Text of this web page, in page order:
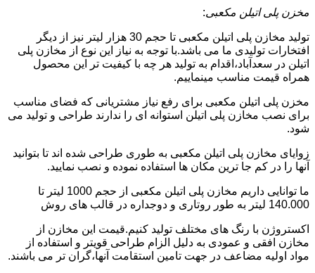
مخزن پلی اتیلن مکعبی:
تولید مخازن پلی اتیلن مکعبی تا حجم 30 هزار لیتر نیز از دیگر
افتخارات تولیدی ما می باشد.با توجه به نیاز این نوع از مخازن پلی
اتیلن در سعدآباد،اقدام به تولید هر چه با کیفیت تر این محصول
همراه قیمت مناسب مینماییم.
مخزن پلی اتیلن مکعبی برای رفع نیاز مشتریانی که فضای مناسب
برای نصب مخازن پلی اتیلن استوانه ای را ندارند طراحی و تولید می
شود.
زوایای مخازن پلی اتیلن مکعبی به طوری طراحی شده اند تا بتوانید
آنها را در کم جا ترین مکان ها استفاده نموده و نصب نمایید.
ما توانایی داریم مخازن پلی اتیلن مکعبی از حجم 1000 لیتر تا
140.000 لیتر به طور روتاری و دوجداره در قالب های روش
اکستروژن با رنگ های مختلف تولید کنیم.قیمت این مخازن از
مخازن افقی و عمودی به دلیل الزام طراحی قویتر و استفاده از
مواد اولیه مضاعف در جهت تامین استقامت آنها،گران تر می باشند.